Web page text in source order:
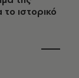
ιστορικό